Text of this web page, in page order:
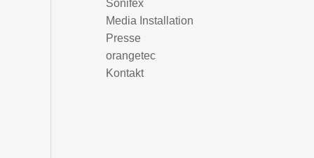
Sonifex
Media Installation
Presse
orangetec
Kontakt